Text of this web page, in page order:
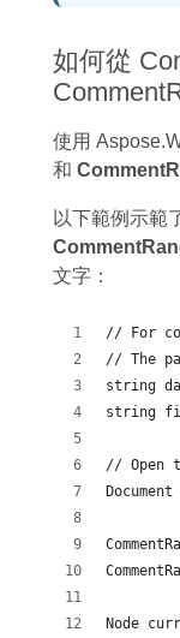
如何從
使用
和
以下範例示範
文字：
// For
// The
string
string
// Open
Node